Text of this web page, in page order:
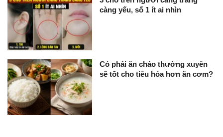
càng yếu, số 1 ít ai nhìn
Có phải ăn cháo thường xuyên
sẽ tốt cho tiêu hóa hơn ăn cơm?